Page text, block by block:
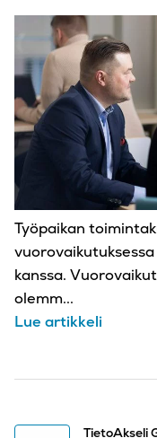
Työpaikan
kanssa.
olemm...
Lue artikkeli
TietoAkseli